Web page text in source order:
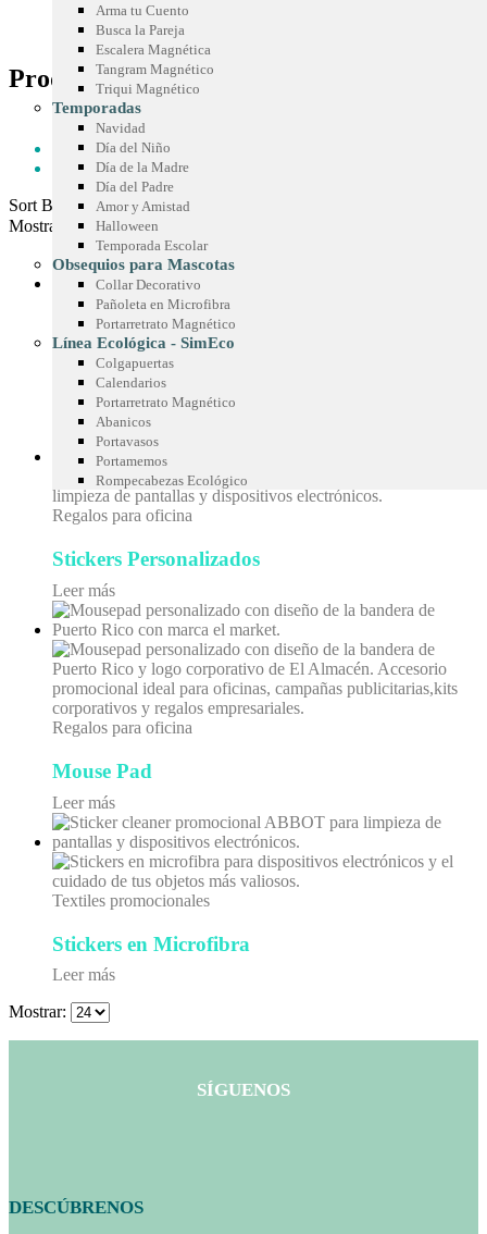
Arma tu Cuento
Busca la Pareja
Escalera Magnética
Tangram Magnético
Triqui Magnético
Temporadas
Navidad
Día del Niño
Día de la Madre
Día del Padre
Amor y Amistad
Halloween
Temporada Escolar
Obsequios para Mascotas
Collar Decorativo
Pañoleta en Microfibra
Portarretrato Magnético
Línea Ecológica - SimEco
Colgapuertas
Calendarios
Portarretrato Magnético
Abanicos
Portavasos
Portamemos
Rompecabezas Ecológico
Product Tag - imanes para nevera
HOME
PRODUCT TAG -
IMANES PARA NEVERA
Sort By:
Mostrar:
Regalos corporativos
Imanes con Volumen
Leer más
Regalos para oficina
Stickers Personalizados
Leer más
Regalos para oficina
Mouse Pad
Leer más
Textiles promocionales
Stickers en Microfibra
Leer más
Mostrar:
SÍGUENOS
DESCÚBRENOS